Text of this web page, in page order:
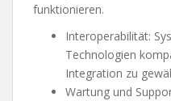
funktionieren.
Interoperabilität:
Technologien
Integration zu
Wartung und